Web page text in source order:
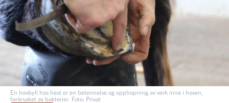
En hovbyll hos hest er en betennelse og opphopning av verk inne i hoven,
forårsaket av bakterier. Foto: Privat